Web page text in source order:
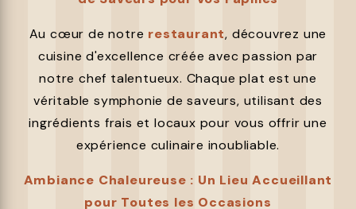
Au cœur de notre restaurant, découvrez une
cuisine d'excellence créée avec passion par
notre chef talentueux. Chaque plat est une
véritable symphonie de saveurs, utilisant des
ingrédients frais et locaux pour vous offrir une
expérience culinaire inoubliable.
Ambiance Chaleureuse : Un Lieu Accueillant
pour Toutes les Occasions